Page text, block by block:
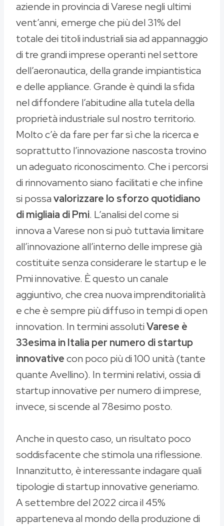
aziende in provincia di Varese negli ultimi
vent’anni, emerge che più del 31% del
totale dei titoli industriali sia ad appannaggio
di tre grandi imprese operanti nel settore
dell’aeronautica, della grande impiantistica
e delle appliance. Grande è quindi la sfida
nel diffondere l’abitudine alla tutela della
proprietà industriale sul nostro territorio.
Molto c’è da fare per far sì che la ricerca e
soprattutto l’innovazione nascosta trovino
un adeguato riconoscimento. Che i percorsi
di rinnovamento siano facilitati e che infine
si possavalorizzare lo sforzo quotidiano
di migliaia di Pmi. L’analisi del come si
innova a Varese non si può tuttavia limitare
all’innovazione all’interno delle imprese già
costituite senza considerare le startup e le
Pmi innovative. È questo un canale
aggiuntivo, che crea nuova imprenditorialità
e che è sempre più diffuso in tempi di open
innovation. In termini assolutiVarese è
33esima in Italia per numero di startup
innovativecon poco più di 100 unità (tante
quante Avellino). In termini relativi, ossia di
startup innovative per numero di imprese,
invece, si scende al 78esimo posto.
Anche in questo caso, un risultato poco
soddisfacente che stimola una riflessione.
Innanzitutto, è interessante indagare quali
tipologie di startup innovative generiamo.
A settembre del 2022 circa il 45%
apparteneva al mondo della produzione di